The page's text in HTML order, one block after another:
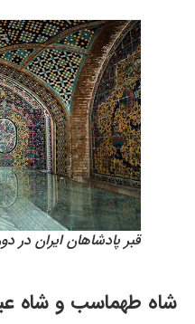
قبر پادشاهان ایران در
شاه طهماسب و شاه